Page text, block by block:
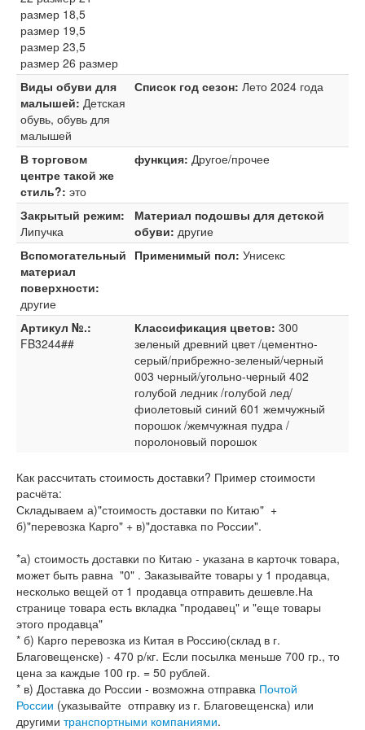
размер 18,5
размер 19,5
размер 23,5
размер 26 размер
Виды обуви для
малышей: Детская
обувь, обувь для
малышей
Список год сезон: Лето 2024 года
В торговом
центре такой же
стиль?: это
функция: Другое/прочее
Закрытый режим:
Липучка
Материал подошвы для детской
обуви: другие
Вспомогательный
материал
поверхности:
другие
Применимый пол: Унисекс
Артикул №.:
FB3244##
Классификация цветов: 300
зеленый древний цвет /цементно-
серый/прибрежно-зеленый/черный
003 черный/угольно-черный 402
голубой ледник /голубой лед/
фиолетовый синий 601 жемчужный
порошок /жемчужная пудра /
поролоновый порошок
Как рассчитать стоимость доставки? Пример стоимости
расчёта:
Складываем а)"стоимость доставки по Китаю" +
б)"перевозка Карго" + в)"доставка по России".
*а) стоимость доставки по Китаю - указана в карточк товара,
может быть равна "0" . Заказывайте товары у 1 продавца,
несколько вещей от 1 продавца отправить дешевле.На
странице товара есть вкладка "продавец" и "еще товары
этого продавца"
* б) Карго перевозка из Китая в Россию(склад в г.
Благовещенске) - 470 р/кг. Если посылка меньше 700 гр., то
цена за каждые 100 гр. = 50 рублей.
* в) Доставка до России - возможна отправка Почтой
России (указывайте отправку из г. Благовещенска) или
другими транспортными компаниями.